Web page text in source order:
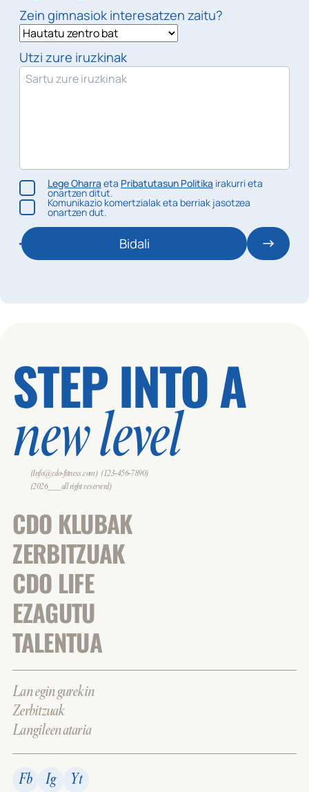
Zein gimnasiok interesatzen zaitu?
Utzi zure iruzkinak
Lege Oharra eta Pribatutasun Politika irakurri eta
onartzen ditut.
Komunikazio komertzialak eta berriak jasotzea
onartzen dut.
Bidali
STEP INTO A
new level
(Info@cdo-fitness.com) (123-456-7890)
(2026___all right reserverd)
CDO KLUBAK
ZERBITZUAK
CDO LIFE
EZAGUTU
TALENTUA
Lan egin gurekin
Zerbitzuak
Langileen ataria
Fb Ig Yt